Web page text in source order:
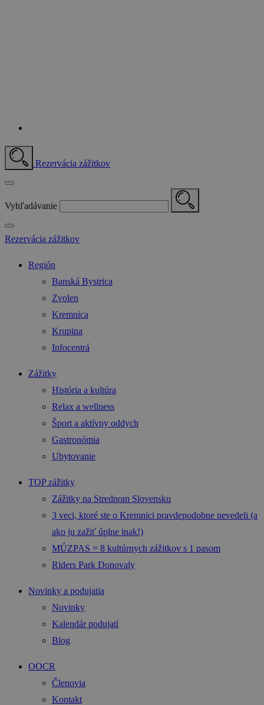
Rezervácia zážitkov
Vyhľadávanie
Rezervácia zážitkov
Región
Banská Bystrica
Zvolen
Kremnica
Krupina
Infocentrá
Zážitky
História a kultúra
Relax a wellness
Šport a aktívny oddych
Gastronómia
Ubytovanie
TOP zážitky
Zážitky na Strednom Slovensku
3 veci, ktoré ste o Kremnici pravdepodobne nevedeli (a
ako ju zažiť úplne inak!)
MÚZPAS = 8 kultúrnych zážitkov s 1 pasom
Riders Park Donovaly
Novinky a podujatia
Novinky
Kalendár podujatí
Blog
OOCR
Členovia
Kontakt